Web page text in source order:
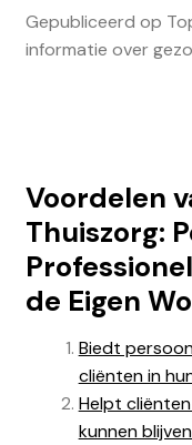
Gepubliceerd op
informatie over
Voordelen
Thuiszorg:
de Eigen
Biedt
cliënten in
Helpt
kunnen